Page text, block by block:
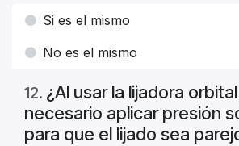
Si es el mismo
No es el mismo
12. ¿Al usar la lijadora
necesario aplicar presión
para que el lijado sea